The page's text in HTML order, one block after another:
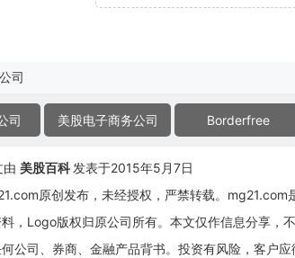
司
司 美股电子商务公司 Borderfree
由 美股百科 发表于2015年5月7日
原创发布，未经授权，严禁转载。
，Logo版权归原公司所有。本文仅作信息分享，
公司、券商、金融产品背书。投资有风险，客户